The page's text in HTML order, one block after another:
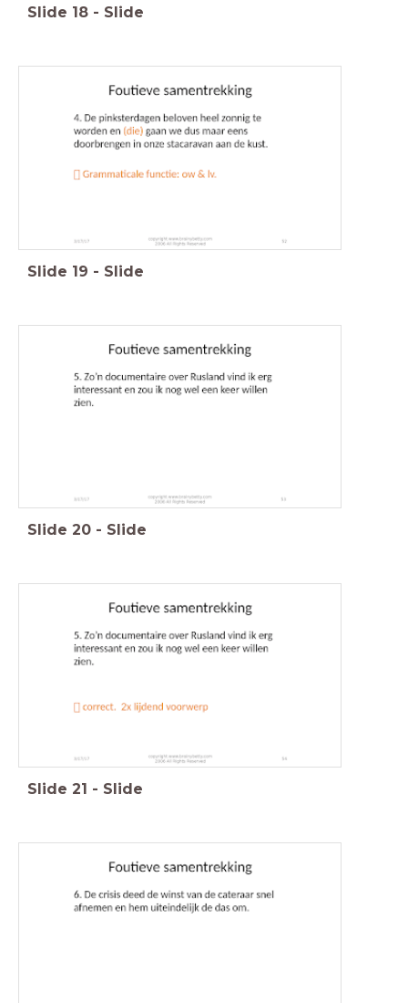
Slide 18 - Slide
Slide 19 - Slide
Slide 20 - Slide
Slide 21 - Slide